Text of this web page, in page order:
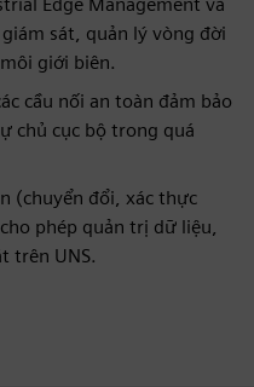
sát, quản lý vòng đời
giới biên.
cầu nối an toàn đảm bảo
chủ cục bộ trong quá
(chuyển đổi, xác thực
phép quản trị dữ liệu,
trên UNS.